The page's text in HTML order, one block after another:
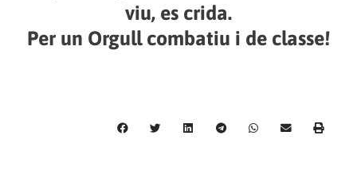
viu, es crida.
Per un Orgull combatiu i de classe!